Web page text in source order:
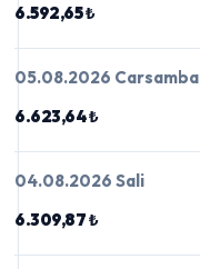
6.592,65 ₺
05.08.2026 Carsamba
6.623,64 ₺
04.08.2026 Sali
6.309,87 ₺